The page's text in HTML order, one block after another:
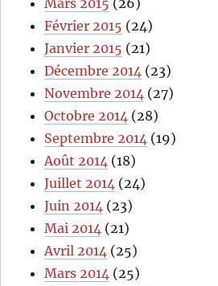
Février 2015 (24)
Janvier 2015 (21)
Décembre 2014 (23)
Novembre 2014 (27)
Octobre 2014 (28)
Septembre 2014 (19)
Août 2014 (18)
Juillet 2014 (24)
Juin 2014 (23)
Mai 2014 (21)
Avril 2014 (25)
Mars 2014 (25)